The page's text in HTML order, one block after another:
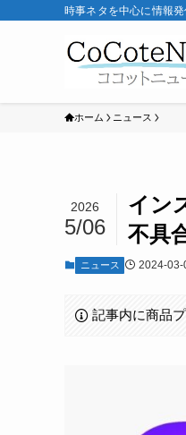
時事ネタを中心に情報
ホーム ニュース
イン
不具
2026
5/06
ニュース 2024-03-
記事内に商品